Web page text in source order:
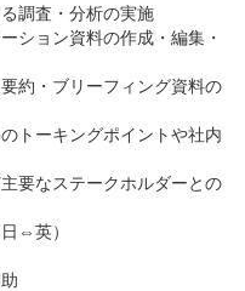
調査・分析の実施
ション資料の作成・編集・
約・ブリーフィング資料の
トーキングポイントや社内
要なステークホルダーとの
⇔英）